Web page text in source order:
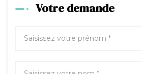
Votre demande